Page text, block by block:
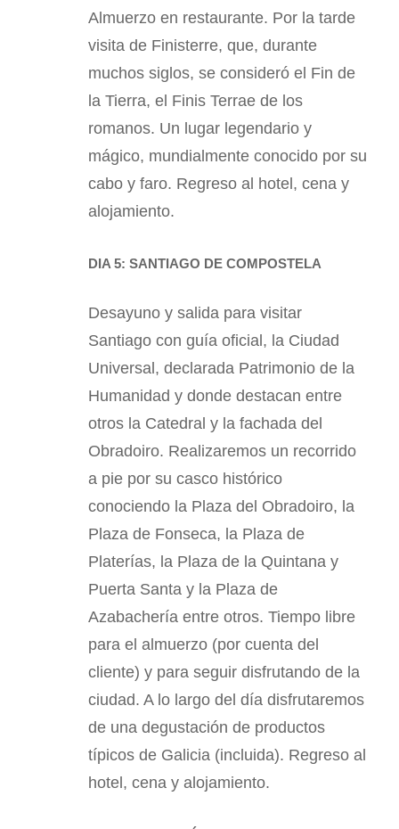
Almuerzo en restaurante. Por la tarde
visita de Finisterre, que, durante
muchos siglos, se consideró el Fin de
la Tierra, el Finis Terrae de los
romanos. Un lugar legendario y
mágico, mundialmente conocido por su
cabo y faro. Regreso al hotel, cena y
alojamiento.
DIA 5: SANTIAGO DE COMPOSTELA
Desayuno y salida para visitar
Santiago con guía oficial, la Ciudad
Universal, declarada Patrimonio de la
Humanidad y donde destacan entre
otros la Catedral y la fachada del
Obradoiro. Realizaremos un recorrido
a pie por su casco histórico
conociendo la Plaza del Obradoiro, la
Plaza de Fonseca, la Plaza de
Platerías, la Plaza de la Quintana y
Puerta Santa y la Plaza de
Azabachería entre otros. Tiempo libre
para el almuerzo (por cuenta del
cliente) y para seguir disfrutando de la
ciudad. A lo largo del día disfrutaremos
de una degustación de productos
típicos de Galicia (incluida). Regreso al
hotel, cena y alojamiento.